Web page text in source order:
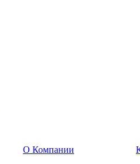
О Компании